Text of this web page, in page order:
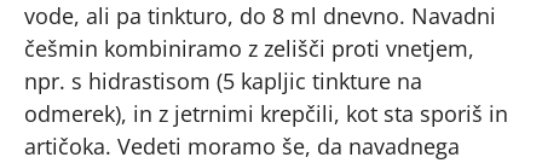
vode, ali pa tinkturo, do 8 ml dnevno. Navadni
češmin kombiniramo z zelišči proti vnetjem,
npr. s hidrastisom (5 kapljic tinkture na
odmerek), in z jetrnimi krepčili, kot sta sporiš in
artičoka. Vedeti moramo še, da navadnega